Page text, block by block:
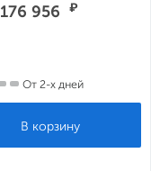
176 956 ₽
От 2-х дней